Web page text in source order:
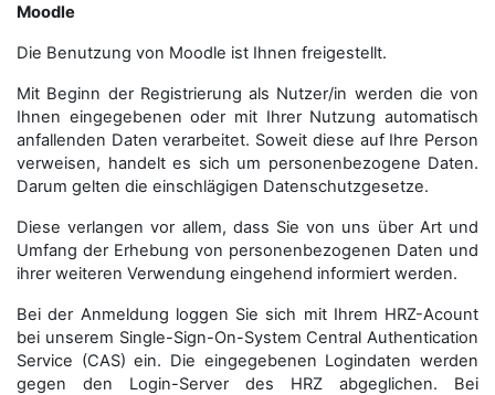
Moodle
Die Benutzung von Moodle ist Ihnen freigestellt.
Mit Beginn der Registrierung als Nutzer/in werden die von
Ihnen eingegebenen oder mit Ihrer Nutzung automatisch
anfallenden Daten verarbeitet. Soweit diese auf Ihre Person
verweisen, handelt es sich um personenbezogene Daten.
Darum gelten die einschlägigen Datenschutzgesetze.
Diese verlangen vor allem, dass Sie von uns über Art und
Umfang der Erhebung von personenbezogenen Daten und
ihrer weiteren Verwendung eingehend informiert werden.
Bei der Anmeldung loggen Sie sich mit Ihrem HRZ-Acount
bei unserem Single-Sign-On-System Central Authentication
Service (CAS) ein. Die eingegebenen Logindaten werden
gegen den Login-Server des HRZ abgeglichen. Bei